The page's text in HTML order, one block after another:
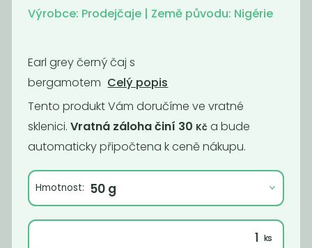
1 290 990,91 / Kg
Momentálně
nedostupné
Cerrado Dulce
Výrobce: Prodejčaje | Země původu: Nigérie
Earl grey černý čaj s
bergamotem Celý popis
Tento produkt Vám doručíme ve vratné
sklenici. Vratná záloha činí 30 Kč a bude
automaticky připočtena k ceně nákupu.
Hmotnost: